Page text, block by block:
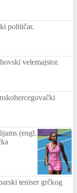
političar.
velemajstor.
(engl.
teniser grčkog